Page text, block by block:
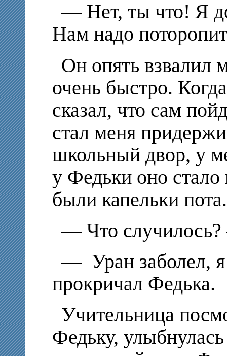
— Нет, ты что! Я
Нам надо
Он опять взвалил
очень быстро.
сказал, что сам
стал меня
школьный двор, у
у Федьки оно стало
были капельки пота.
— Что случилось?
— Уран заболел,
прокричал Федька.
Учительница
Федьку,